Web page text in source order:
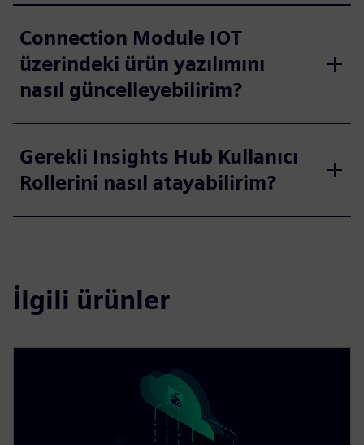
Connection Module IOT
üzerindeki ürün yazılımını
nasıl güncelleyebilirim?
Gerekli Insights Hub Kullanıcı
Rollerini nasıl atayabilirim?
İlgili ürünler